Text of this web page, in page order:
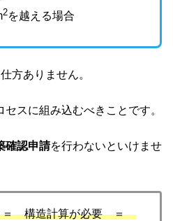
2を越える場合
方ありません。
スに組み込むべきことです。
確認申請を行わないといけませ
＝ 構造計算が必要 ＝